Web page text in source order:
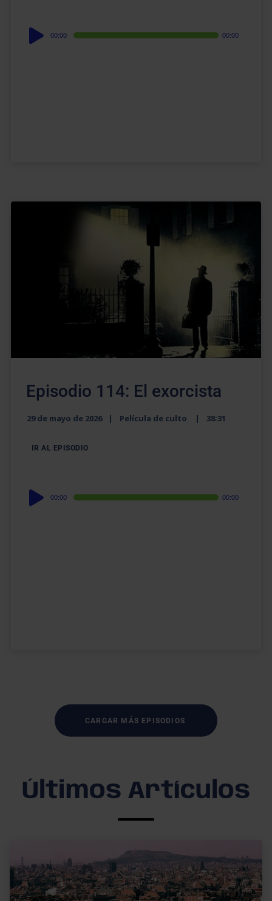
Audio
Player
00:00 00:00
Episodio 114: El exorcista
29 de mayo de 2026 Película de culto 38:31
IR AL EPISODIO
Audio
Player
00:00 00:00
CARGAR MÁS EPISODIOS
Últimos Artículos